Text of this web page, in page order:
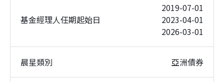
基金經理人任期起始日
2019-07-01
2023-04-01
2026-03-01
晨星類別 亞洲債券